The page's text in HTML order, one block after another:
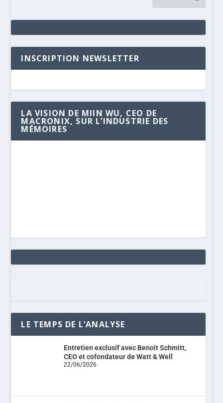
INSCRIPTION NEWSLETTER
LA VISION DE MIIN WU, CEO DE
MACRONIX, SUR L’INDUSTRIE DES
MÉMOIRES
LE TEMPS DE L’ANALYSE
Entretien exclusif avec Benoit Schmitt,
CEO et cofondateur de Watt & Well
22/06/2026